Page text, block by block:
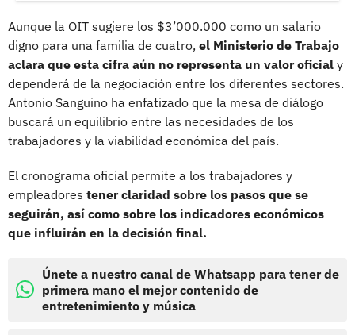
Aunque la OIT sugiere los $3’000.000 como un salario
digno para una familia de cuatro, el Ministerio de Trabajo
aclara que esta cifra aún no representa un valor oficial y
dependerá de la negociación entre los diferentes sectores.
Antonio Sanguino ha enfatizado que la mesa de diálogo
buscará un equilibrio entre las necesidades de los
trabajadores y la viabilidad económica del país.
El cronograma oficial permite a los trabajadores y
empleadores tener claridad sobre los pasos que se
seguirán, así como sobre los indicadores económicos
que influirán en la decisión final.
Únete a nuestro canal de Whatsapp para tener de
primera mano el mejor contenido de
entretenimiento y música